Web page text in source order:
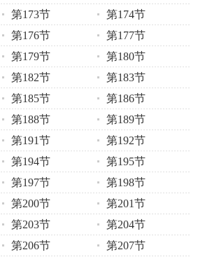
第173节
第174节
第176节
第177节
第179节
第180节
第182节
第183节
第185节
第186节
第188节
第189节
第191节
第192节
第194节
第195节
第197节
第198节
第200节
第201节
第203节
第204节
第206节
第207节